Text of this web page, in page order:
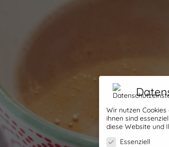
Wir nutzen
ihnen sind
diese Website und
Essenziell